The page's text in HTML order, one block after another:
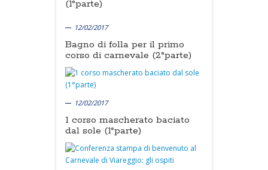
(1°parte)
12/02/2017
Bagno di folla per il primo
corso di carnevale (2°parte)
12/02/2017
1 corso mascherato baciato
dal sole (1°parte)